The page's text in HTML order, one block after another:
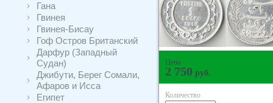
Гана
Гвинея
Гвинея-Бисау
Гоф Остров Британский
Дарфур (Западный
Судан)
Джибути, Берег Сомали,
Афаров и Исса
Египет
Цена
2 750 руб.
Количество